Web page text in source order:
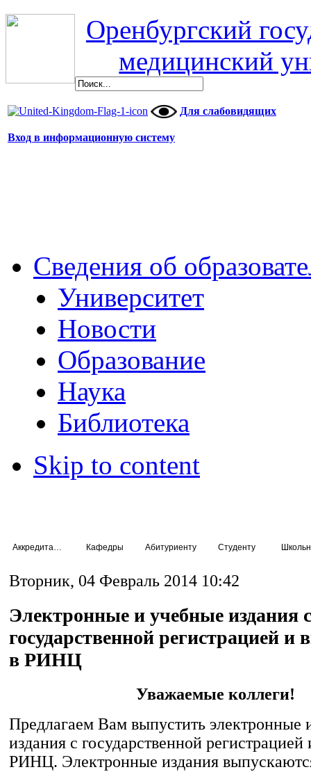
Оренбургский
медицинский
Для слабовидящих
Вход в информационную систему
Сведения об
Университет
Новости
Образование
Наука
Библиотека
Skip to content
Кафедры Абитуриенту Студенту
Вторник, 04 Февраль 2014 10:42
Электронные и учебные издания с
государственной регистрацией и
в РИНЦ
Уважаемые коллеги!
Предлагаем Вам выпустить электронные
издания с государственной
РИНЦ. Электронные издания